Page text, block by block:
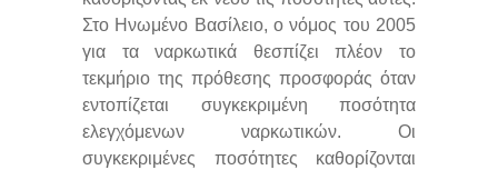
Στο Ηνωμένο Βασίλειο, ο νόμος του 2005
για τα ναρκωτικά θεσπίζει πλέον το
τεκμήριο της πρόθεσης προσφοράς όταν
εντοπίζεται συγκεκριμένη ποσότητα
ελεγχόμενων ναρκωτικών. Οι
συγκεκριμένες ποσότητες καθορίζονται